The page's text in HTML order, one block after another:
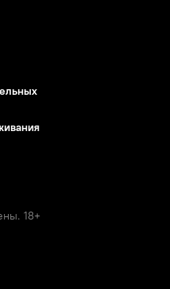
18+